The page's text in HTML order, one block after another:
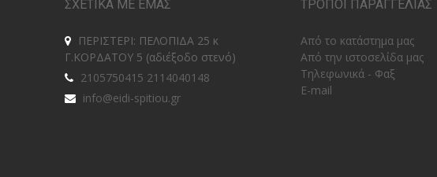
ΣΧΕΤΙΚΑ ΜΕ ΕΜΑΣ
ΠΕΡΙΣΤΕΡΙ: ΠΕΛΟΠΙΔΑ 25 κ
Γ.ΚΟΡΔΑΤΟΥ 5 (αδιέξοδο στενό)
2105750415 2114040148
info@eidi-spitiou.gr
ΤΡΟΠΟΙ ΠΑΡΑΓΓΕΛΙΑΣ
Από το κατάστημα μας
Από την ιστοσελίδα μας
Tηλεφωνικά - Φαξ
E-mail